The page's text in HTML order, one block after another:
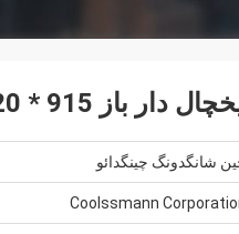
1930 میلی متر پرده هوا سرد
شانگدونگ چینگدائو
Coolssmann